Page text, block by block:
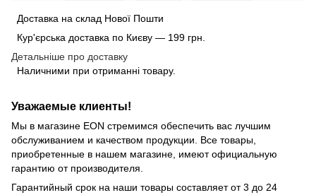
Доставка на склад Нової Пошти
Кур'єрська доставка по Києву — 199 грн.
Детальніше про доставку
Наличними при отриманні товару.
Уважаемые клиенты!
Мы в магазине EON стремимся обеспечить вас лучшим
обслуживанием и качеством продукции. Все товары,
приобретенные в нашем магазине, имеют официальную
гарантию от производителя.
Гарантийный срок на наши товары составляет от 3 до 24